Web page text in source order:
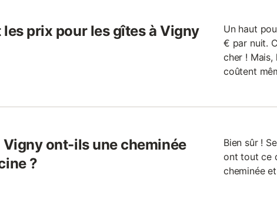
les prix pour les gîtes à Vigny
Un haut
€ par nuit.
cher ! Mais,
coûtent
Vigny ont-ils une cheminée
?
Bien sûr !
ont tout ce
cheminée